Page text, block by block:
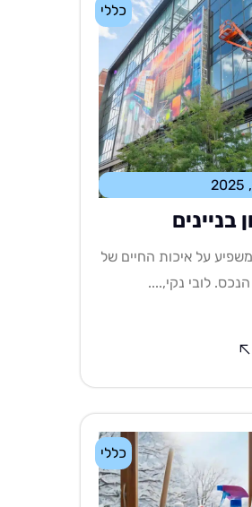
כללי
בניינים
משפיע על איכות החיים של
לובי נקי,....
כללי